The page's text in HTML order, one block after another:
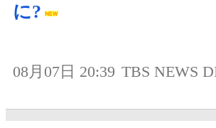
に?
08月07日 20:39 TBS NEWS